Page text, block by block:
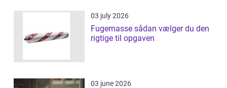
03 july 2026
Fugemasse sådan vælger du den
rigtige til opgaven
03 june 2026